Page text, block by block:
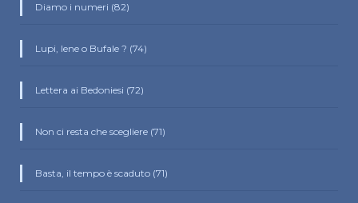
Diamo i numeri (82)
Lupi, Iene o Bufale ? (74)
Lettera ai Bedoniesi (72)
Non ci resta che scegliere (71)
Basta, il tempo è scaduto (71)